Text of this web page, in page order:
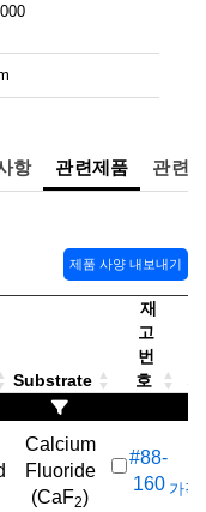
항 관련제품 관련
제품 사양 내보내기
Substrate
재
고
번
호
Calcium
Fluoride
(CaF2)
#88-
160 가격